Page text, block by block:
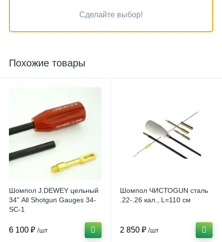
Сделайте выбор!
Похожие товары
Шомпол J.DEWEY цельный
34" All Shotgun Gauges 34-
SC-1
6 100 ₽ /шт
Шомпол ЧИСТОGUN сталь
.22-.26 кал., L=110 см
2 850 ₽ /шт